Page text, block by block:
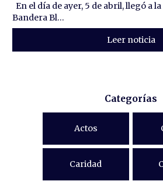
En el día de ayer, 5 de abril, llegó a
Bandera Bl...
Leer noticia
Categorías
Actos
Caridad